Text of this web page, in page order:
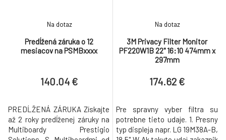
Predĺžená záruka o 12
mesiacov na PSMBxxxx
Na dotaz
140.04 €
PREDĹŽENÁ ZÁRUKA Získajte
až 2 roky predĺženej záruky na
Multiboardy Prestigio
3M Privacy Filter Monitor
PF220W1B 22" 16:10 474mm x
297mm
Na dotaz
174.62 €
Pre spravny vyber filtra su
potrebne tieto udaje. 1. Presny
typ displeja napr. LG 19M38A-B,